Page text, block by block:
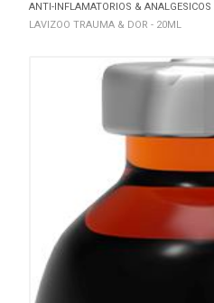
ANTI-INFLAMATORIOS & ANALGESICOS
LAVIZOO TRAUMA & DOR - 20ML